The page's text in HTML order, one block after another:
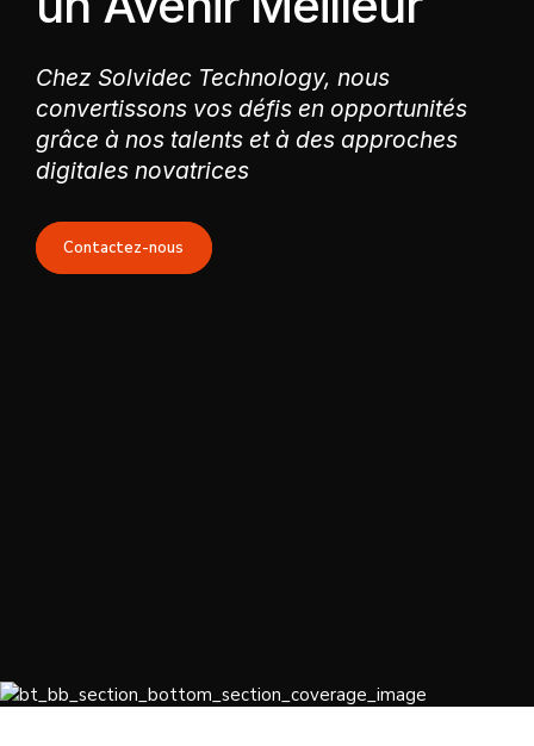
Chez Solvidec Technology, nous
convertissons vos défis en opportunités
grâce à nos talents et à des approches
digitales novatrices
Contactez-nous